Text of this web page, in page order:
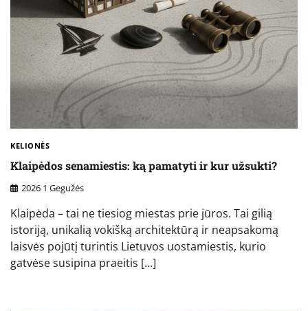
KELIONĖS
Klaipėdos senamiestis: ką pamatyti ir kur užsukti?
2026 1 Gegužės
Klaipėda – tai ne tiesiog miestas prie jūros. Tai gilią
istoriją, unikalią vokišką architektūrą ir neapsakomą
laisvės pojūtį turintis Lietuvos uostamiestis, kurio
gatvėse susipina praeitis […]